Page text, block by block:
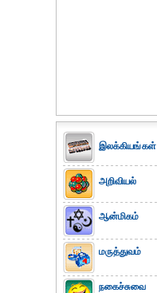
இலக்கியங்கள்
அறிவியல்
ஆன்மிகம்
மருத்துவம்
நகைச்சுவை